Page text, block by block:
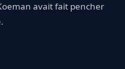
avait fait pencher